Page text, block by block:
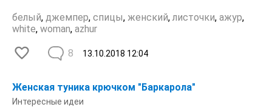
белый, джемпер, спицы, женский, листочки, ажур,
white, woman, azhur
13.10.2018 12:04
8
Женская туника крючком "Баркарола"
Интересные идеи